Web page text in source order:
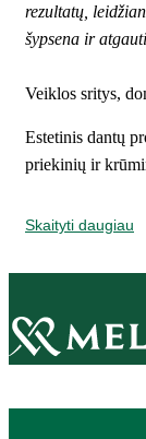
rezultatų,
šypsena ir
Veiklos sritys,
Estetinis dantų
priekinių ir
Skaityti daugiau